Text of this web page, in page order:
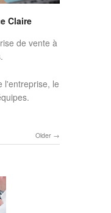
Claire
de vente à
l'entreprise, le
Older